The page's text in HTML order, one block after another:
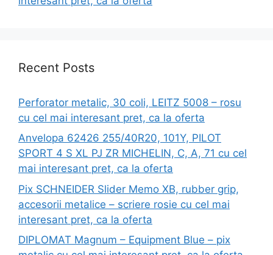
Recent Posts
Perforator metalic, 30 coli, LEITZ 5008 – rosu
cu cel mai interesant pret, ca la oferta
Anvelopa 62426 255/40R20, 101Y, PILOT
SPORT 4 S XL PJ ZR MICHELIN, C, A, 71 cu cel
mai interesant pret, ca la oferta
Pix SCHNEIDER Slider Memo XB, rubber grip,
accesorii metalice – scriere rosie cu cel mai
interesant pret, ca la oferta
DIPLOMAT Magnum – Equipment Blue – pix